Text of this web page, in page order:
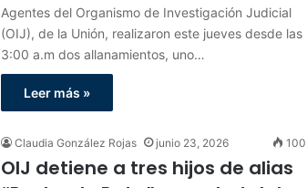
Agentes del Organismo de Investigación Judicial
(OIJ), de la Unión, realizaron este jueves desde las
3:00 a.m dos allanamientos, uno…
Leer más »
Claudia González Rojas junio 23, 2026 100
OIJ detiene a tres hijos de alias